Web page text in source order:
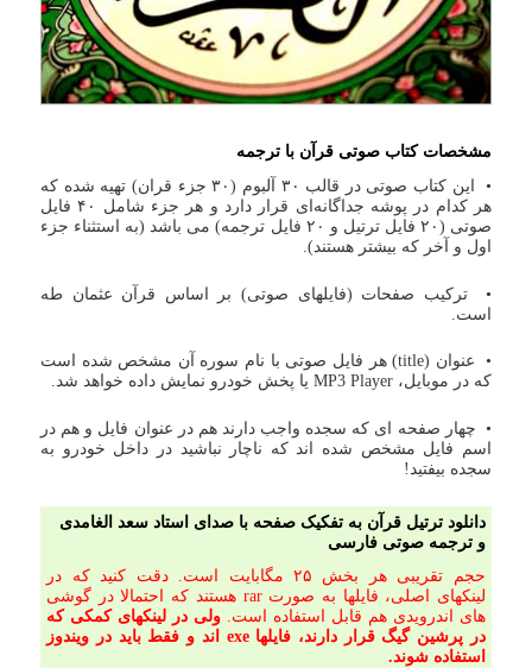
مشخصات کتاب صوتی قرآن با ترجمه
• این کتاب صوتی در قالب ۳۰ آلبوم (۳۰ جزء قران) تهیه شده که
هر کدام در پوشه جداگانه‌ای قرار دارد و هر جزء شامل ۴۰ فایل
صوتی (۲۰ فایل ترتیل و ۲۰ فایل ترجمه) می باشد (به استثناء جزء
اول و آخر که بیشتر هستند).
• ترکیب صفحات (فایلهای صوتی) بر اساس قرآن عثمان طه
است.
• عنوان (title) هر فایل صوتی با نام سوره آن مشخص شده است
که در موبایل، MP3 Player یا پخش خودرو نمایش داده خواهد شد.
• چهار صفحه ای که سجده واجب دارند هم در عنوان فایل و هم در
اسم فایل مشخص شده اند که ناچار نباشید در داخل خودرو به
سجده بیفتید!
دانلود ترتیل قرآن به تفکیک صفحه با صدای استاد سعد الغامدی
و ترجمه صوتی فارسی
حجم تقریبی هر بخش ۲۵ مگابایت است. دقت کنید که در
لینکهای اصلی، فایلها به صورت rar هستند که احتمالا در گوشی
های اندرویدی هم قابل استفاده است. ولی در لینکهای کمکی که
در پرشین گیگ قرار دارند، فایلها exe اند و فقط باید در ویندوز
استفاده شوند.